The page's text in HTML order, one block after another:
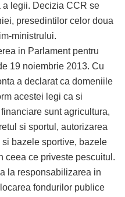
a legii. Decizia CCR se
presedintilor celor doua
ministrului.
in Parlament pentru
19 noiembrie 2013. Cu
a declarat ca domeniile
acestei legi ca si
sunt agricultura,
si sportul, autorizarea
bazele sportive, bazele
ceea ce priveste pescuitul.
la responsabilizarea in
fondurilor publice